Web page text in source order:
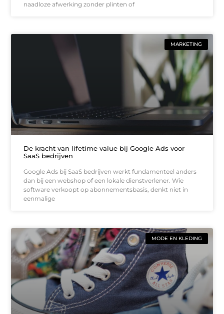
naadloze afwerking zonder plinten of
MARKETING
De kracht van lifetime value bij Google Ads voor
SaaS bedrijven
Google Ads bij SaaS bedrijven werkt fundamenteel anders
dan bij een webshop of een lokale dienstverlener. Wie
software verkoopt op abonnementsbasis, denkt niet in
eenmalige
MODE EN KLEDING